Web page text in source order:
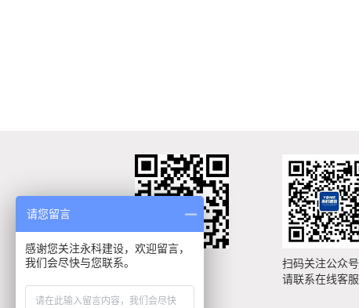
扫码关注公众号
请联系在线客服
请您留言
感谢您关注永科建设，欢迎留言，
我们会尽快与您联系。